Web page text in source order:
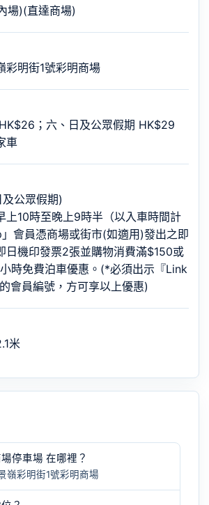
場)(直達商場)
彩明街1號彩明商場
；六、日及公眾假期 HK$29
車
公眾假期)
上10時至晚上9時半（以入車時間計
會員憑商場或街市(如適用)發出之即
日機印發票2張並購物消費滿$150或
時免費泊車優惠。(*必須出示『Link
會員編號，方可享以上優惠)
米
停車場 在哪裡？
嶺彩明街1號彩明商場